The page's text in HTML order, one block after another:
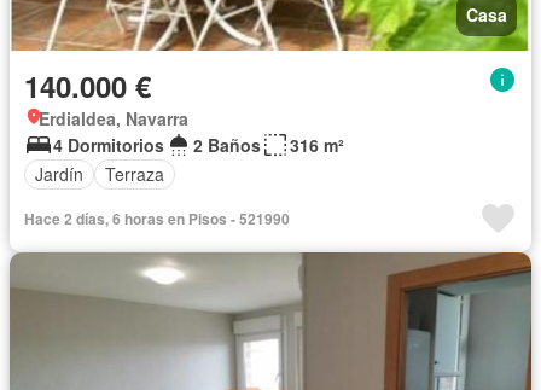
Casa
140.000 €
Erdialdea, Navarra
4 Dormitorios
2 Baños
316 m²
Jardín
Terraza
Hace 2 días, 6 horas en Pisos - 521990